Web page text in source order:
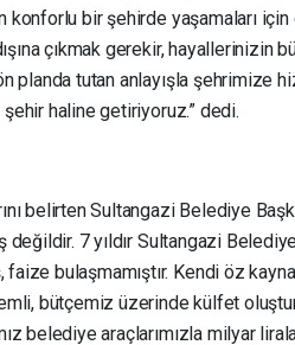
konforlu bir şehirde yaşamaları
çıkmak gerekir, hayallerinizin
planda tutan anlayışla şehrimize
haline getiriyoruz.” dedi.
belirten Sultangazi Belediye
değildir. 7 yıldır Sultangazi
bulaşmamıştır. Kendi öz
bütçemiz üzerinde külfet
belediye araçlarımızla milyar